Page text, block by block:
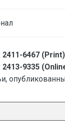
2411-6467 (Print)
2413-9335